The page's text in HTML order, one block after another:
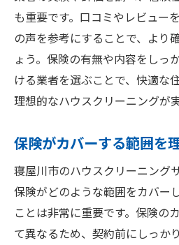
も重要です。口コミやレビュー
の声を参考にすることで、より
ょう。保険の有無や内容をしっ
ける業者を選ぶことで、快適な
理想的なハウスクリーニングが
保険がカバーする範囲を
寝屋川市のハウスクリーニング
保険がどのような範囲をカバー
ことは非常に重要です。保険の
て異なるため、契約前にしっか